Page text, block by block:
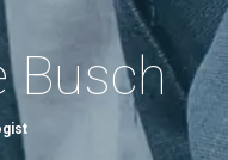
Busch